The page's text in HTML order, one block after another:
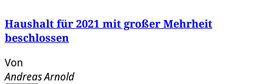
Haushalt für 2021 mit großer Mehrheit
beschlossen
Von
Andreas Arnold